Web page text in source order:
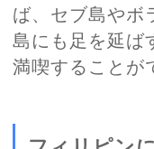
ば、セブ島やボ
島にも足を延ば
満喫することが